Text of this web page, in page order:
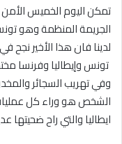
تمكن اليوم الخميس
الجريمة المنظمة وهو
لدينا فان هذا الأخير
تونس وإيطاليا وفرنسا
وفي تهريب السجائر
الشخص هو وراء كل
ايطاليا والتي راح ضحيتها